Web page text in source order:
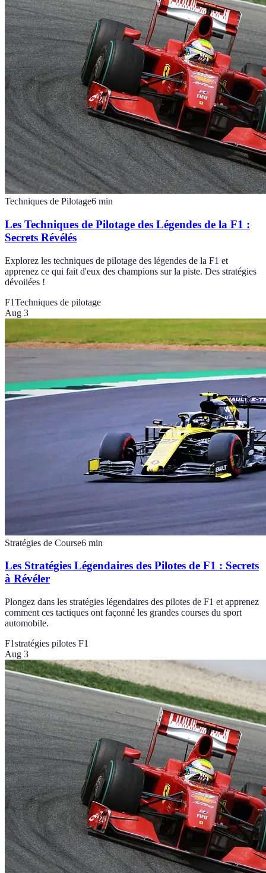
Techniques de Pilotage6 min
Les Techniques de Pilotage des Légendes de la F1 :
Secrets Révélés
Explorez les techniques de pilotage des légendes de la F1 et
apprenez ce qui fait d'eux des champions sur la piste. Des stratégies
dévoilées !
F1Techniques de pilotage
Aug 3
Stratégies de Course6 min
Les Stratégies Légendaires des Pilotes de F1 : Secrets
à Révéler
Plongez dans les stratégies légendaires des pilotes de F1 et apprenez
comment ces tactiques ont façonné les grandes courses du sport
automobile.
F1stratégies pilotes F1
Aug 3